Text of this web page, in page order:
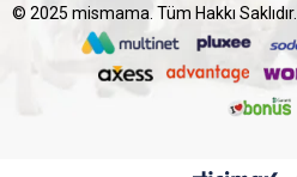
© 2025 mismama. Tüm Hakkı Saklıdır.